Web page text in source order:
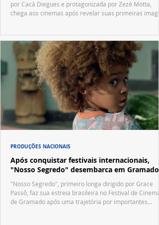
por Cacá Diegues e protagonizada por Zezé Motta,
chega aos cinemas após revelar suas primeiras
Após conquistar festivais internacionais,
"Nosso Segredo" desembarca em Gramado
"Nosso Segredo", primeiro longa dirigido por Grace
Passô, faz sua estreia brasileira no Festival de Cinema
de Gramado após uma trajetória por importantes
PRODUÇÕES NACIONAIS